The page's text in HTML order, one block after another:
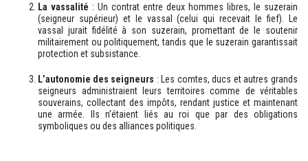
La vassalité : Un contrat entre deux hommes libres, le suzerain
(seigneur supérieur) et le vassal (celui qui recevait le fief). Le
vassal jurait fidélité à son suzerain, promettant de le soutenir
militairement ou politiquement, tandis que le suzerain garantissait
protection et subsistance.
L’autonomie des seigneurs : Les comtes, ducs et autres grands
seigneurs administraient leurs territoires comme de véritables
souverains, collectant des impôts, rendant justice et maintenant
une armée. Ils n’étaient liés au roi que par des obligations
symboliques ou des alliances politiques.